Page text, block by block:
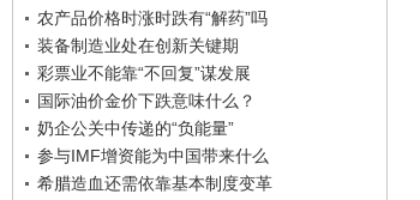
农产品价格时涨时跌有“解药”吗
装备制造业处在创新关键期
彩票业不能靠“不回复”谋发展
国际油价金价下跌意味什么？
奶企公关中传递的“负能量”
参与IMF增资能为中国带来什么
希腊造血还需依靠基本制度变革